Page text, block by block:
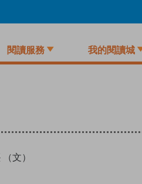
閱讀服務 我的閱讀城
文）